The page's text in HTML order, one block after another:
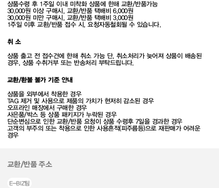
상품수령 후 1주일 이내 미착화 상품에 한해 교환/반품가능
30,000원 이상 구매시, 교환/반품 택배비 6,000원
30,000원 미만 구매시, 교환/반품 택배비 3,000원
1주일 이후 교환/반품 접수 시, 요청자동철회될 수 있습니다.
취 소
상품 출고 전 접수건에 한해 취소 가능 단, 취소처리가 늦어져 상품이 배송된
경우, 상품 수취거부 또는 반송처리 부탁드립니다.
교환/환불 불가 기준 안내
상품을 외부에서 착용한 경우
TAG 제거 및 사용으로 제품의 가치가 현저히 감소된 경우
오프라인 매장에서 구매한 경우
사은품/박스 등 상품 패키지가 누락된 경우
단순변심으로 인한 교환/반품 요청이 상품 수령후 7일을 경과한 경우
고객의 부주의 또는 착용으로 인한 사용흔적(피주름등)으로 재판매가 어려운
경우
교환/반품 주소
E-BIZ팀